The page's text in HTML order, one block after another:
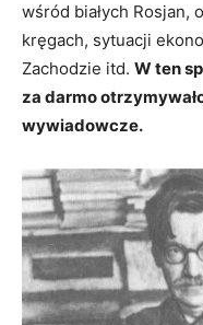
wśród białych Rosjan,
kręgach, sytuacji
Zachodzie itd. W ten
za darmo
wywiadowcze.